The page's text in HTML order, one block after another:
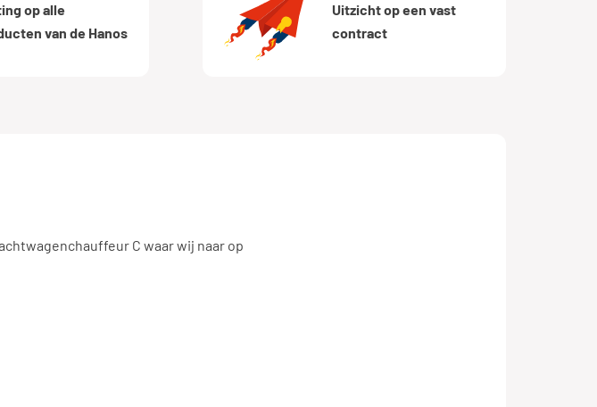
op alle
van de Hanos
Uitzicht op een vast
contract
C waar wij naar op